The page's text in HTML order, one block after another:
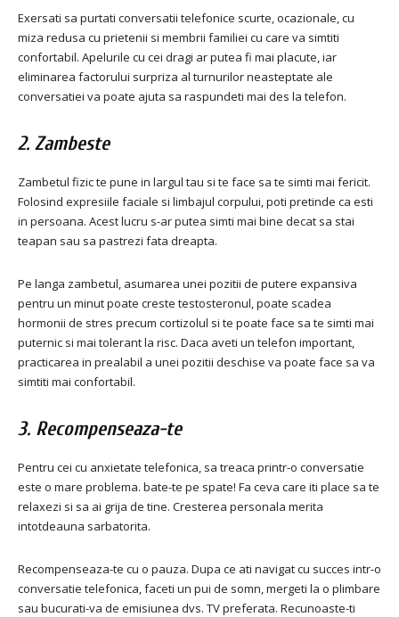
Exersati sa purtati conversatii telefonice scurte, ocazionale, cu
miza redusa cu prietenii si membrii familiei cu care va simtiti
confortabil. Apelurile cu cei dragi ar putea fi mai placute, iar
eliminarea factorului surpriza al turnurilor neasteptate ale
conversatiei va poate ajuta sa raspundeti mai des la telefon.
2. Zambeste
Zambetul fizic te pune in largul tau si te face sa te simti mai fericit.
Folosind expresiile faciale si limbajul corpului, poti pretinde ca esti
in persoana. Acest lucru s-ar putea simti mai bine decat sa stai
teapan sau sa pastrezi fata dreapta.
Pe langa zambetul, asumarea unei pozitii de putere expansiva
pentru un minut poate creste testosteronul, poate scadea
hormonii de stres precum cortizolul si te poate face sa te simti mai
puternic si mai tolerant la risc. Daca aveti un telefon important,
practicarea in prealabil a unei pozitii deschise va poate face sa va
simtiti mai confortabil.
3. Recompenseaza-te
Pentru cei cu anxietate telefonica, sa treaca printr-o conversatie
este o mare problema. bate-te pe spate! Fa ceva care iti place sa te
relaxezi si sa ai grija de tine. Cresterea personala merita
intotdeauna sarbatorita.
Recompenseaza-te cu o pauza. Dupa ce ati navigat cu succes intr-o
conversatie telefonica, faceti un pui de somn, mergeti la o plimbare
sau bucurati-va de emisiunea dvs. TV preferata. Recunoaste-ti